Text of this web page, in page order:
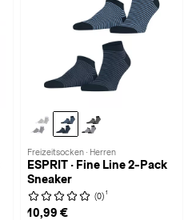
Freizeitsocken · Herren
ESPRIT · Fine Line 2-Pack
Sneaker
(0) 1
10,99 €